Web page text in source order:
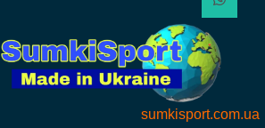
sumkisport.com.ua